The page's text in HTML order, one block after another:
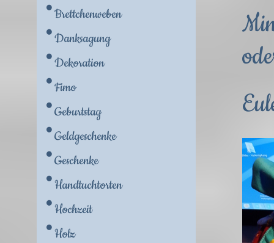
Brettchenweben
Danksagung
Dekoration
Fimo
Geburtstag
Geldgeschenke
Geschenke
Handtuchtorten
Hochzeit
Holz